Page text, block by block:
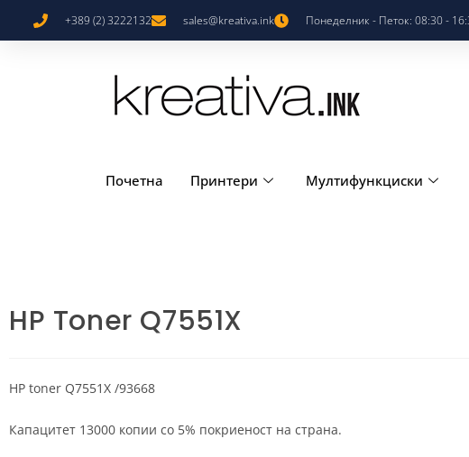
+389 (2) 3222132 sales@kreativa.ink Понеделник - Петок: 08:30 -
Почетна Принтери Мултифункциски
HP Toner Q7551X
HP toner Q7551X /93668
Капацитет 13000 копии со 5% покриеност на страна.